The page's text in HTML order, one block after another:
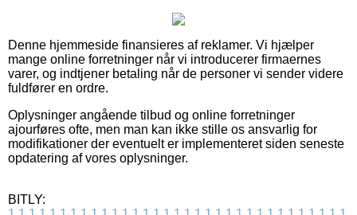
Denne hjemmeside finansieres af reklamer. Vi hjælper
mange online forretninger når vi introducerer firmaernes
varer, og indtjener betaling når de personer vi sender videre
fuldfører en ordre.
Oplysninger angående tilbud og online forretninger
ajourføres ofte, men man kan ikke stille os ansvarlig for
modifikationer der eventuelt er implementeret siden seneste
opdatering af vores oplysninger.
BITLY: